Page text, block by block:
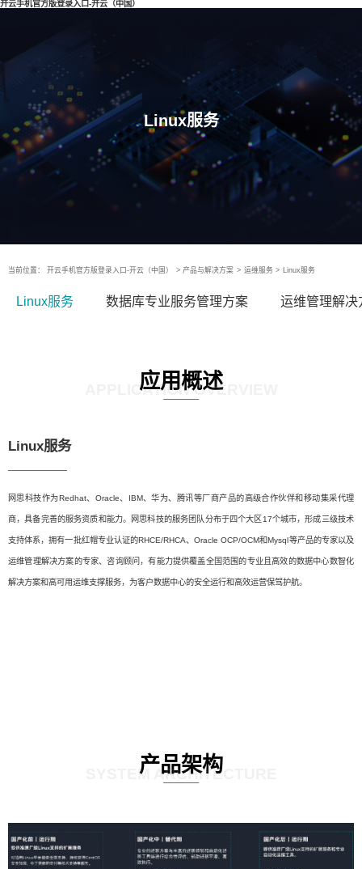
开云手机官方版登录入口-开云（中国）
Linux服务
当前位置： 开云手机官方版登录入口-开云（中国） > 产品与解决方案 > 运维服务 > Linux服务
Linux服务 数据库专业服务管理方案 运维管理解决
应用概述
APPLICATION OVERVIEW
Linux服务
网思科技作为Redhat、Oracle、IBM、华为、腾讯等厂商产品的高级合作伙伴和移动集采代理
商，具备完善的服务资质和能力。网思科技的服务团队分布于四个大区17个城市，形成三级技术
支持体系，拥有一批红帽专业认证的RHCE/RHCA、Oracle OCP/OCM和Mysql等产品的专家以及
运维管理解决方案的专家、咨询顾问，有能力提供覆盖全国范围的专业且高效的数据中心数智化
解决方案和高可用运维支撑服务，为客户数据中心的安全运行和高效运营保驾护航。
产品架构
SYSTEM ARCHITECTURE